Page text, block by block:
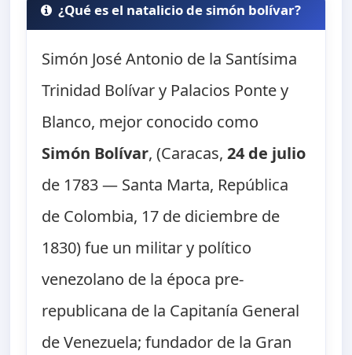
¿Qué es el natalicio de simón bolívar?
Simón José Antonio de la Santísima
Trinidad Bolívar y Palacios Ponte y
Blanco, mejor conocido como
Simón Bolívar, (Caracas,24 de julio
de 1783 — Santa Marta, República
de Colombia, 17 de diciembre de
1830) fue un militar y político
venezolano de la época pre-
republicana de la Capitanía General
de Venezuela; fundador de la Gran